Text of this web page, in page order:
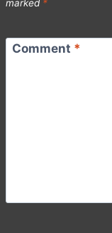
marked *
Comment *